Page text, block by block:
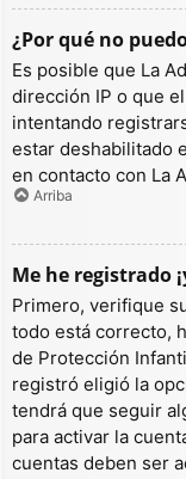
¿Por qué no
Es posible que La
dirección IP o que
intentando
estar deshabilitado
en contacto con La
Arriba
Me he registrado
Primero, verifique
todo está correcto,
de Protección
registró eligió la
tendrá que seguir
para activar la
cuentas deben ser